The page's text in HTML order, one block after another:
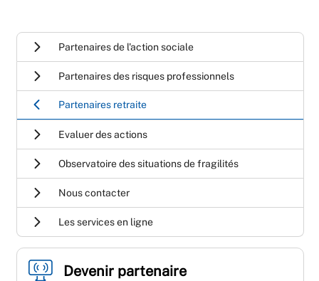
Partenaires de l'action sociale
Partenaires des risques professionnels
Partenaires retraite
Evaluer des actions
Observatoire des situations de fragilités
Nous contacter
Les services en ligne
Devenir partenaire